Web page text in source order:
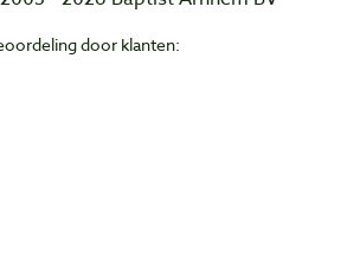
door klanten: